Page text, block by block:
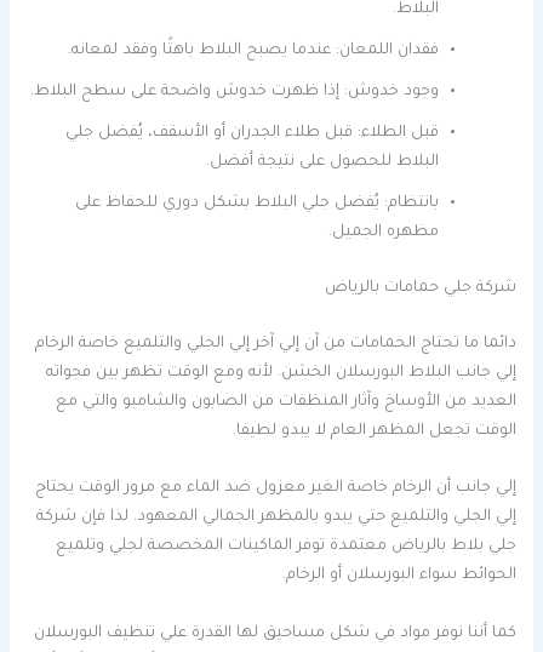
البلاط.
فقدان اللمعان: عندما يصبح البلاط باهتًا وفقد لمعانه.
وجود خدوش: إذا ظهرت خدوش واضحة على سطح البلاط.
قبل الطلاء: قبل طلاء الجدران أو الأسقف، يُفضل جلي
البلاط للحصول على نتيجة أفضل.
بانتظام: يُفضل جلي البلاط بشكل دوري للحفاظ على
مظهره الجميل.
شركة جلي حمامات بالرياض
دائما ما تحتاج الحمامات من آن إلي آخر إلي الجلي والتلميع خاصة الرخام
إلي جانب البلاط البورسلان الخشن. لأنه ومع الوقت تظهر بين فجواته
العديد من الأوساخ وآثار المنظفات من الصابون والشامبو والتي مع
الوقت تجعل المظهر العام لا يبدو لطيفا.
إلي جانب أن الرخام خاصة الغير معزول ضد الماء مع مرور الوقت يحتاج
إلي الجلي والتلميع حتي يبدو بالمظهر الجمالي المعهود. لذا فإن شركة
جلي بلاط بالرياض معتمدة توفر الماكينات المخصصة لجلي وتلميع
الحوائط سواء البورسلان أو الرخام.
كما أننا نوفر مواد في شكل مساحيق لها القدرة علي تنظيف البورسلان